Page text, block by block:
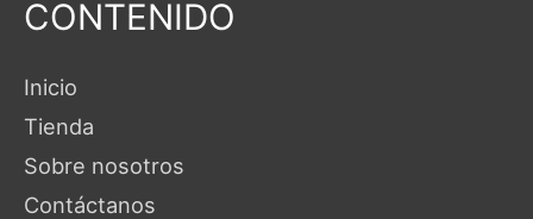
CONTENIDO
Inicio
Tienda
Sobre nosotros
Contáctanos